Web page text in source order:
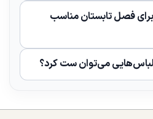
برای فصل تابستان مناسب
لباس‌هایی می‌توان ست کرد؟